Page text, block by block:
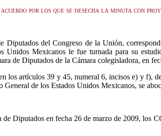
acuerdo por los que se desecha la minuta con
Diputados del Congreso de la Unión,
Unidos Mexicanos le fue turnada para su
de Diputados de la Cámara colegisladora, en
los artículos 39 y 45, numeral 6, incisos e) y f),
de los Estados Unidos Mexicanos, se
de Diputados en fecha 26 de marzo de 2009, los